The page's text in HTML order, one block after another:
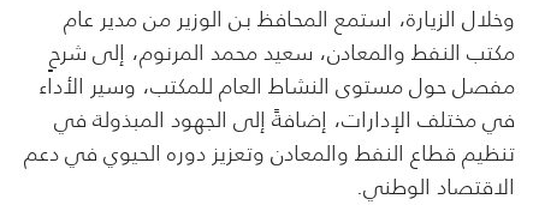
وخلال الزيارة، استمع المحافظ بن الوزير من مدير عام
مكتب النفط والمعادن، سعيد محمد المرنوم، إلى شرحٍ
مفصل حول مستوى النشاط العام للمكتب، وسير الأداء
في مختلف الإدارات، إضافةً إلى الجهود المبذولة في
تنظيم قطاع النفط والمعادن وتعزيز دوره الحيوي في دعم
الاقتصاد الوطني.